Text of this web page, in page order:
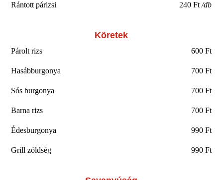
Rántott párizsi 240 Ft/db
Köretek
Párolt rizs 600 Ft
Hasábburgonya 700 Ft
Sós burgonya 700 Ft
Barna rizs 700 Ft
Édesburgonya 990 Ft
Grill zöldség 990 Ft